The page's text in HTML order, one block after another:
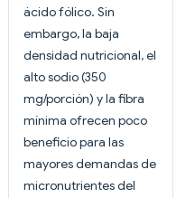
ácido fólico. Sin
embargo, la baja
densidad nutricional, el
alto sodio (350
mg/porción) y la fibra
mínima ofrecen poco
beneficio para las
mayores demandas de
micronutrientes del